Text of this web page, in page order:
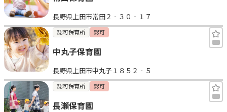
長野県上田市常田２‐３０‐１７
認可保育所 認可
中丸子保育園
長野県上田市中丸子１８５２‐５
認可保育所 認可
長瀬保育園